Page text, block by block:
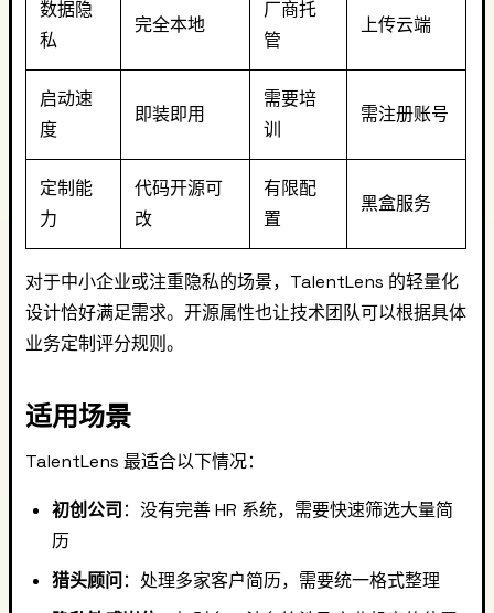
数据隐
私
完全本地
厂商托
管
上传云端
启动速
度
即装即用
需要培
训
需注册账号
定制能
力
代码开源可
改
有限配
置
黑盒服务
对于中小企业或注重隐私的场景，TalentLens 的轻量化
设计恰好满足需求。开源属性也让技术团队可以根据具体
业务定制评分规则。
适用场景
TalentLens 最适合以下情况：
初创公司 ：没有完善 HR 系统，需要快速筛选大量简
历
猎头顾问 ：处理多家客户简历，需要统一格式整理